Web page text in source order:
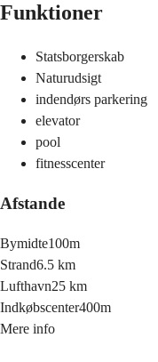
Funktioner
Statsborgerskab
Naturudsigt
indendørs parkering
elevator
pool
fitnesscenter
Afstande
Bymidte100m
Strand6.5 km
Lufthavn25 km
Indkøbscenter400m
Mere info